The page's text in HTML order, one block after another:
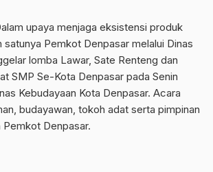
upaya menjaga eksistensi produk
satunya Pemkot Denpasar melalui Dinas
lomba Lawar, Sate Renteng dan
SMP Se-Kota Denpasar pada Senin
Kebudayaan Kota Denpasar. Acara
budayawan, tokoh adat serta pimpinan
Pemkot Denpasar.